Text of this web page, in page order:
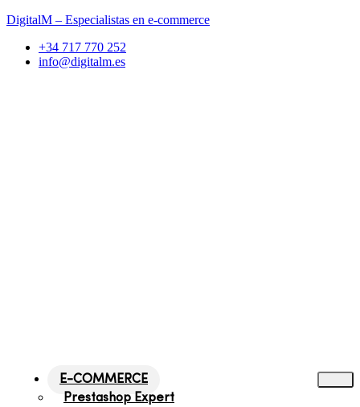
DigitalM – Especialistas en e-commerce
+34 717 770 252
info@digitalm.es
E-COMMERCE
Prestashop Expert